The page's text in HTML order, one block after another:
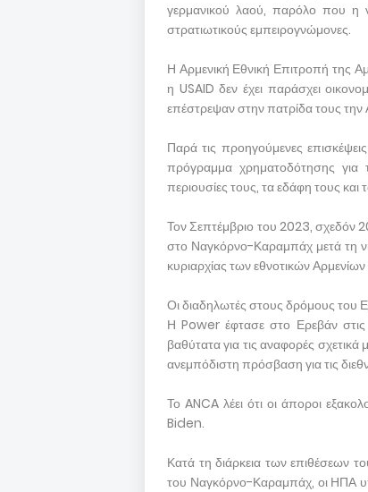
γερμανικού λαού, παρόλο που η
στρατιωτικούς εμπειρογνώμονες.
Η Αρμενική Εθνική Επιτροπή της
η USAID δεν έχει παράσχει
επέστρεψαν στην πατρίδα τους την
Παρά τις προηγούμενες
πρόγραμμα χρηματοδότησης για
περιουσίες τους, τα εδάφη τους και
Τον Σεπτέμβριο του 2023, σχεδόν
στο Ναγκόρνο-Καραμπάχ μετά τη
κυριαρχίας των εθνοτικών Αρμενίων
Οι διαδηλωτές στους δρόμους του
Η Power έφτασε στο Ερεβάν στις
βαθύτατα για τις αναφορές
ανεμπόδιστη πρόσβαση για τις
Το ANCA λέει ότι οι άποροι
Biden.
Κατά τη διάρκεια των επιθέσεων
του Ναγκόρνο-Καραμπάχ, οι ΗΠΑ